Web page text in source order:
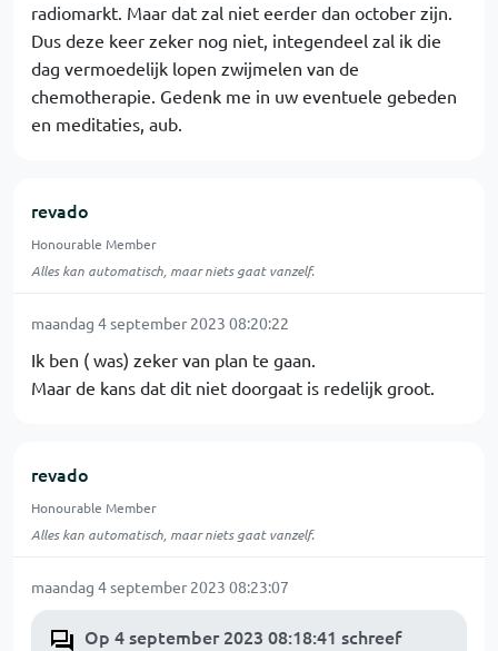
radiomarkt. Maar dat zal niet eerder dan october zijn.
Dus deze keer zeker nog niet, integendeel zal ik die
dag vermoedelijk lopen zwijmelen van de
chemotherapie. Gedenk me in uw eventuele gebeden
en meditaties, aub.
revado
Honourable Member
Alles kan automatisch, maar niets gaat vanzelf.
maandag 4 september 2023 08:20:22
Ik ben ( was) zeker van plan te gaan.
Maar de kans dat dit niet doorgaat is redelijk groot.
revado
Honourable Member
Alles kan automatisch, maar niets gaat vanzelf.
maandag 4 september 2023 08:23:07
Op 4 september 2023 08:18:41 schreef